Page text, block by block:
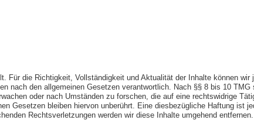
Für die Richtigkeit, Vollständigkeit und Aktualität der Inhalte können
nach den allgemeinen Gesetzen verantwortlich. Nach §§ 8 bis 10
oder nach Umständen zu forschen, die auf eine rechtswidrige
Gesetzen bleiben hiervon unberührt. Eine diesbezügliche Haftung ist
Rechtsverletzungen werden wir diese Inhalte umgehend entfernen.